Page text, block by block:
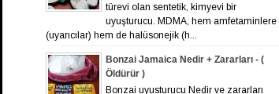
türevi olan sentetik, kimyevi bir
uyuşturucu. MDMA, hem amfetaminlere
(uyarıcılar) hem de halüsonejik (h...
Bonzai Jamaica Nedir + Zararları - (
Öldürür )
Bonzai uyusturucu Nedir ve zararları